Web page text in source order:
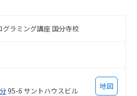
ラミング講座 国分寺校
95-6 サントハウスビル
地図